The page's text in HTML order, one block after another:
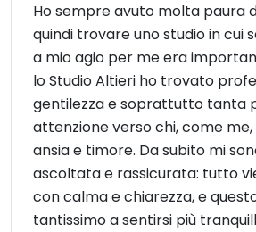
Ho sempre avuto molta paura
quindi trovare uno studio in cui
a mio agio per me era
lo Studio Altieri ho trovato
gentilezza e soprattutto tanta
attenzione verso chi, come
ansia e timore. Da subito mi
ascoltata e rassicurata: tutto
con calma e chiarezza, e
tantissimo a sentirsi più